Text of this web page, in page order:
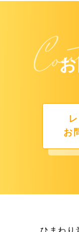
お
ひまわり